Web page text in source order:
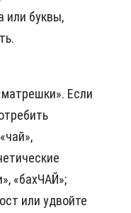
или буквы,
Если
«бахЧАЙ»;
или удвойте